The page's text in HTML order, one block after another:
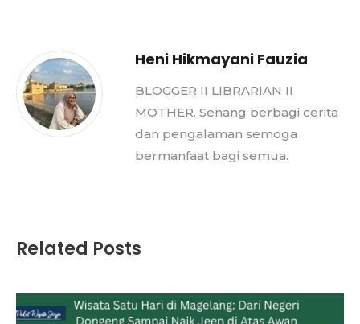
Heni Hikmayani Fauzia
BLOGGER II LIBRARIAN II
MOTHER. Senang berbagi cerita
dan pengalaman semoga
bermanfaat bagi semua.
Related Posts